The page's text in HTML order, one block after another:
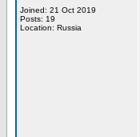
Joined: 21 Oct 2019
Posts: 19
Location: Russia